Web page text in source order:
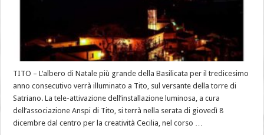
TITO – L’albero di Natale più grande della Basilicata per il tredicesimo
anno consecutivo verrà illuminato a Tito, sul versante della torre di
Satriano. La tele-attivazione dell’installazione luminosa, a cura
dell’associazione Anspi di Tito, si terrà nella serata di giovedì 8
dicembre dal centro per la creatività Cecilia, nel corso …